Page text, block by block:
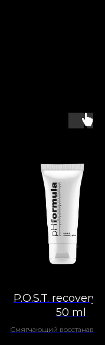
P.O.S.T. recovery
50 ml
Смягчающий